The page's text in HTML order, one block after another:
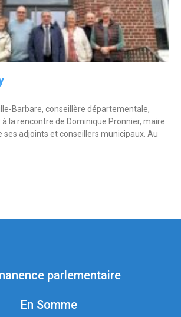
Barbare, conseillère départementale,
la rencontre de Dominique Pronnier, maire
ses adjoints et conseillers municipaux. Au
parlementaire
En Somme